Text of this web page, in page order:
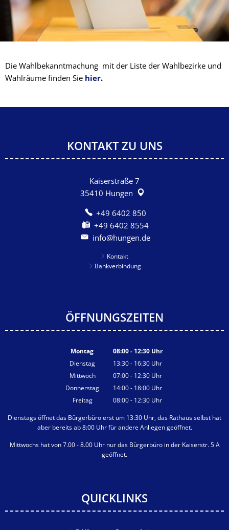
Die Wahlbekanntmachung mit der Liste der Wahlbezirke und
Wahlräume finden Sie hier.
KONTAKT ZU UNS
Kaiserstraße 7
35410 Hungen
+49 6402 850
+49 6402 8554
info@hungen.de
Kontakt
Bankverbindung
ÖFFNUNGSZEITEN
Montag 08:00- 12:30Uhr
Von 08:00 bis 12:30 Uhr
Dienstag 13:30- 16:30 Uhr
Von 13:30 bis 16:30 Uhr
Mittwoch 07:00- 12:30 Uhr
Von 07:00 bis 12:30 Uhr
Donnerstag 14:00- 18:00 Uhr
Von 14:00 bis 18:00 Uhr
Freitag 08:00- 12:30 Uhr
Dienstags öffnet das Bürgerbüro erst um 13:30 Uhr, das Rathaus selbst hat
aber bereits ab 8:00 Uhr für andere Anliegen geöffnet.
Mittwochs hat von 7.00 - 8.00 Uhr nur das Bürgerbüro in der Kaiserstr. 5 A
geöffnet.
QUICKLINKS